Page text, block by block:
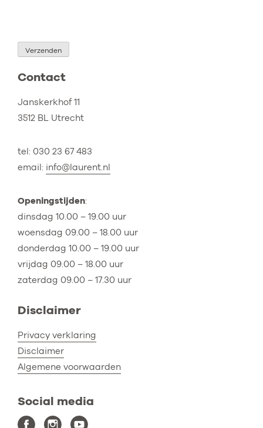
Contact
Janskerkhof 11
3512 BL Utrecht
tel: 030 23 67 483
email: info@laurent.nl
Openingstijden:
dinsdag 10.00 – 19.00 uur
woensdag 09.00 – 18.00 uur
donderdag 10.00 – 19.00 uur
vrijdag 09.00 – 18.00 uur
zaterdag 09.00 – 17.30 uur
Verzenden
Disclaimer
Privacy verklaring
Disclaimer
Algemene voorwaarden
Social media